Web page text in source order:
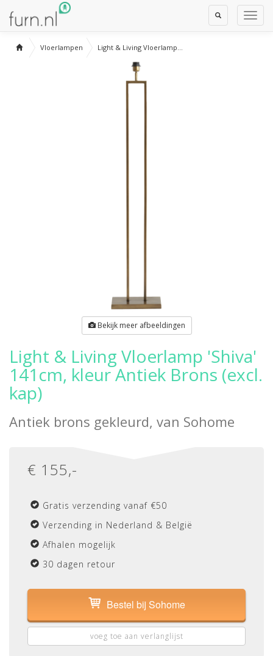
Toggle
Search
Vloerlampen Light & Living Vloerlamp...
Bekijk meer afbeeldingen
Light & Living Vloerlamp 'Shiva'
141cm, kleur Antiek Brons (excl.
kap)
Antiek brons gekleurd, van Sohome
€ 155,-
Gratis verzending vanaf €50
Verzending in Nederland & België
Afhalen mogelijk
30 dagen retour
Bestel bij Sohome
voeg toe aan verlanglijst